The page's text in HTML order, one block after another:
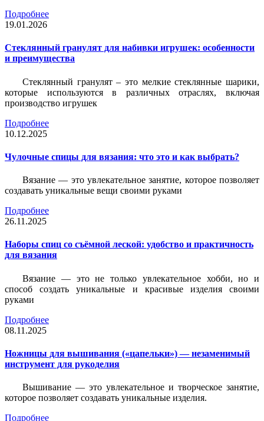
Подробнее
19.01.2026
Стеклянный гранулят для набивки игрушек: особенности
и преимущества
Стеклянный гранулят – это мелкие стеклянные шарики,
которые используются в различных отраслях, включая
производство игрушек
Подробнее
10.12.2025
Чулочные спицы для вязания: что это и как выбрать?
Вязание — это увлекательное занятие, которое позволяет
создавать уникальные вещи своими руками
Подробнее
26.11.2025
Наборы спиц со съёмной леской: удобство и практичность
для вязания
Вязание — это не только увлекательное хобби, но и
способ создать уникальные и красивые изделия своими
руками
Подробнее
08.11.2025
Ножницы для вышивания («цапельки») — незаменимый
инструмент для рукоделия
Вышивание — это увлекательное и творческое занятие,
которое позволяет создавать уникальные изделия.
Подробнее